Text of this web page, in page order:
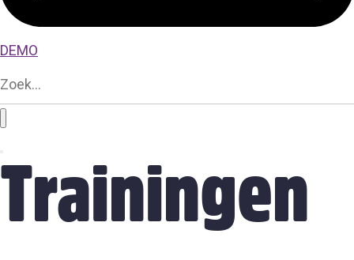
DEMO
Trainingen